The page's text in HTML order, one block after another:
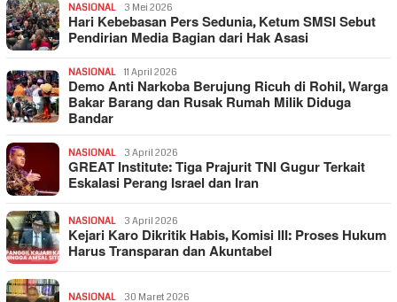
NASIONAL 3 Mei 2026
Hari Kebebasan Pers Sedunia, Ketum SMSI Sebut
Pendirian Media Bagian dari Hak Asasi
NASIONAL 11 April 2026
Demo Anti Narkoba Berujung Ricuh di Rohil, Warga
Bakar Barang dan Rusak Rumah Milik Diduga
Bandar
NASIONAL 3 April 2026
GREAT Institute: Tiga Prajurit TNI Gugur Terkait
Eskalasi Perang Israel dan Iran
NASIONAL 3 April 2026
Kejari Karo Dikritik Habis, Komisi III: Proses Hukum
Harus Transparan dan Akuntabel
NASIONAL 30 Maret 2026